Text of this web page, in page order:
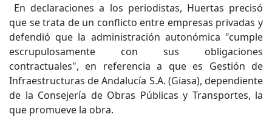
En declaraciones a los periodistas, Huertas precisó
que se trata de un conflicto entre empresas privadas y
defendió que la administración autonómica "cumple
escrupulosamente con sus obligaciones
contractuales", en referencia a que es Gestión de
Infraestructuras de Andalucía S.A. (Giasa), dependiente
de la Consejería de Obras Públicas y Transportes, la
que promueve la obra.